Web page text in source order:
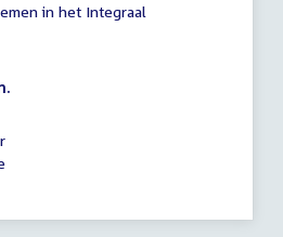
in het Integraal